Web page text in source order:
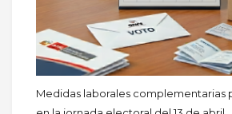
Medidas laborales complementarias